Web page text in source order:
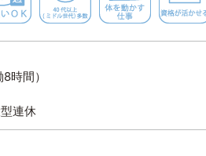
間）
連休